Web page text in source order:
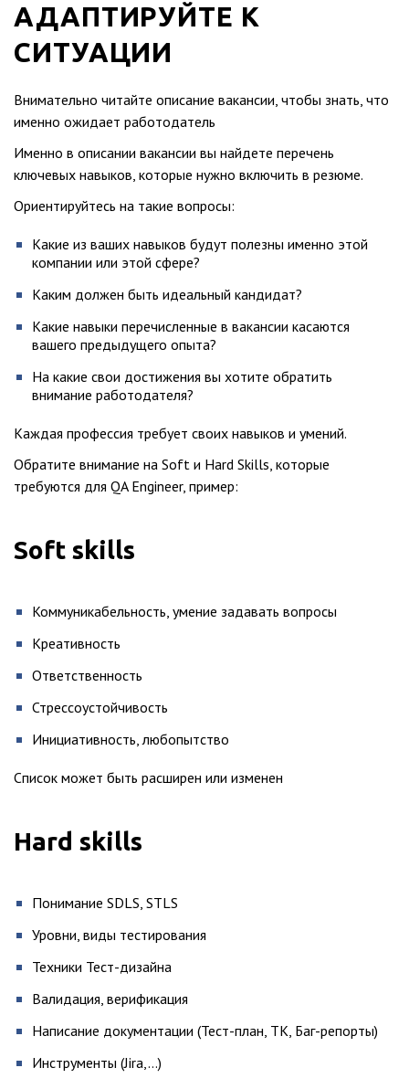
АДАПТИРУЙТЕ К
СИТУАЦИИ
Внимательно читайте описание вакансии, чтобы знать, что
именно ожидает работодатель
Именно в описании вакансии вы найдете перечень
ключевых навыков, которые нужно включить в резюме.
Ориентируйтесь на такие вопросы:
Какие из ваших навыков будут полезны именно этой
компании или этой сфере?
Каким должен быть идеальный кандидат?
Какие навыки перечисленные в вакансии касаются
вашего предыдущего опыта?
На какие свои достижения вы хотите обратить
внимание работодателя?
Каждая профессия требует своих навыков и умений.
Обратите внимание на Soft и Hard Skills, которые
требуются для QA Engineer, пример:
Soft skills
Коммуникабельность, умение задавать вопросы
Креативность
Ответственность
Стрессоустойчивость
Инициативность, любопытство
Список может быть расширен или изменен
Hard skills
Понимание SDLS, STLS
Уровни, виды тестирования
Техники Тест-дизайна
Валидация, верификация
Написание документации (Тест-план, ТК, Баг-репорты)
Инструменты (Jira,…)